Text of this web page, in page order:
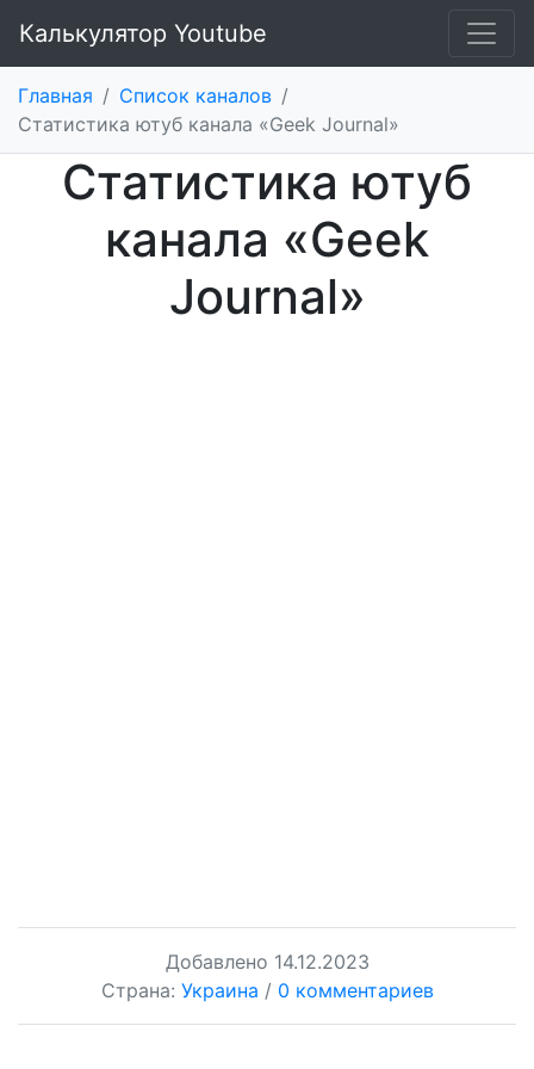
Калькулятор Youtube
Главная / Список каналов /
Статистика ютуб канала «Geek Journal»
Статистика ютуб
канала «Geek
Journal»
Добавлено 14.12.2023
Страна: Украина / 0 комментариев